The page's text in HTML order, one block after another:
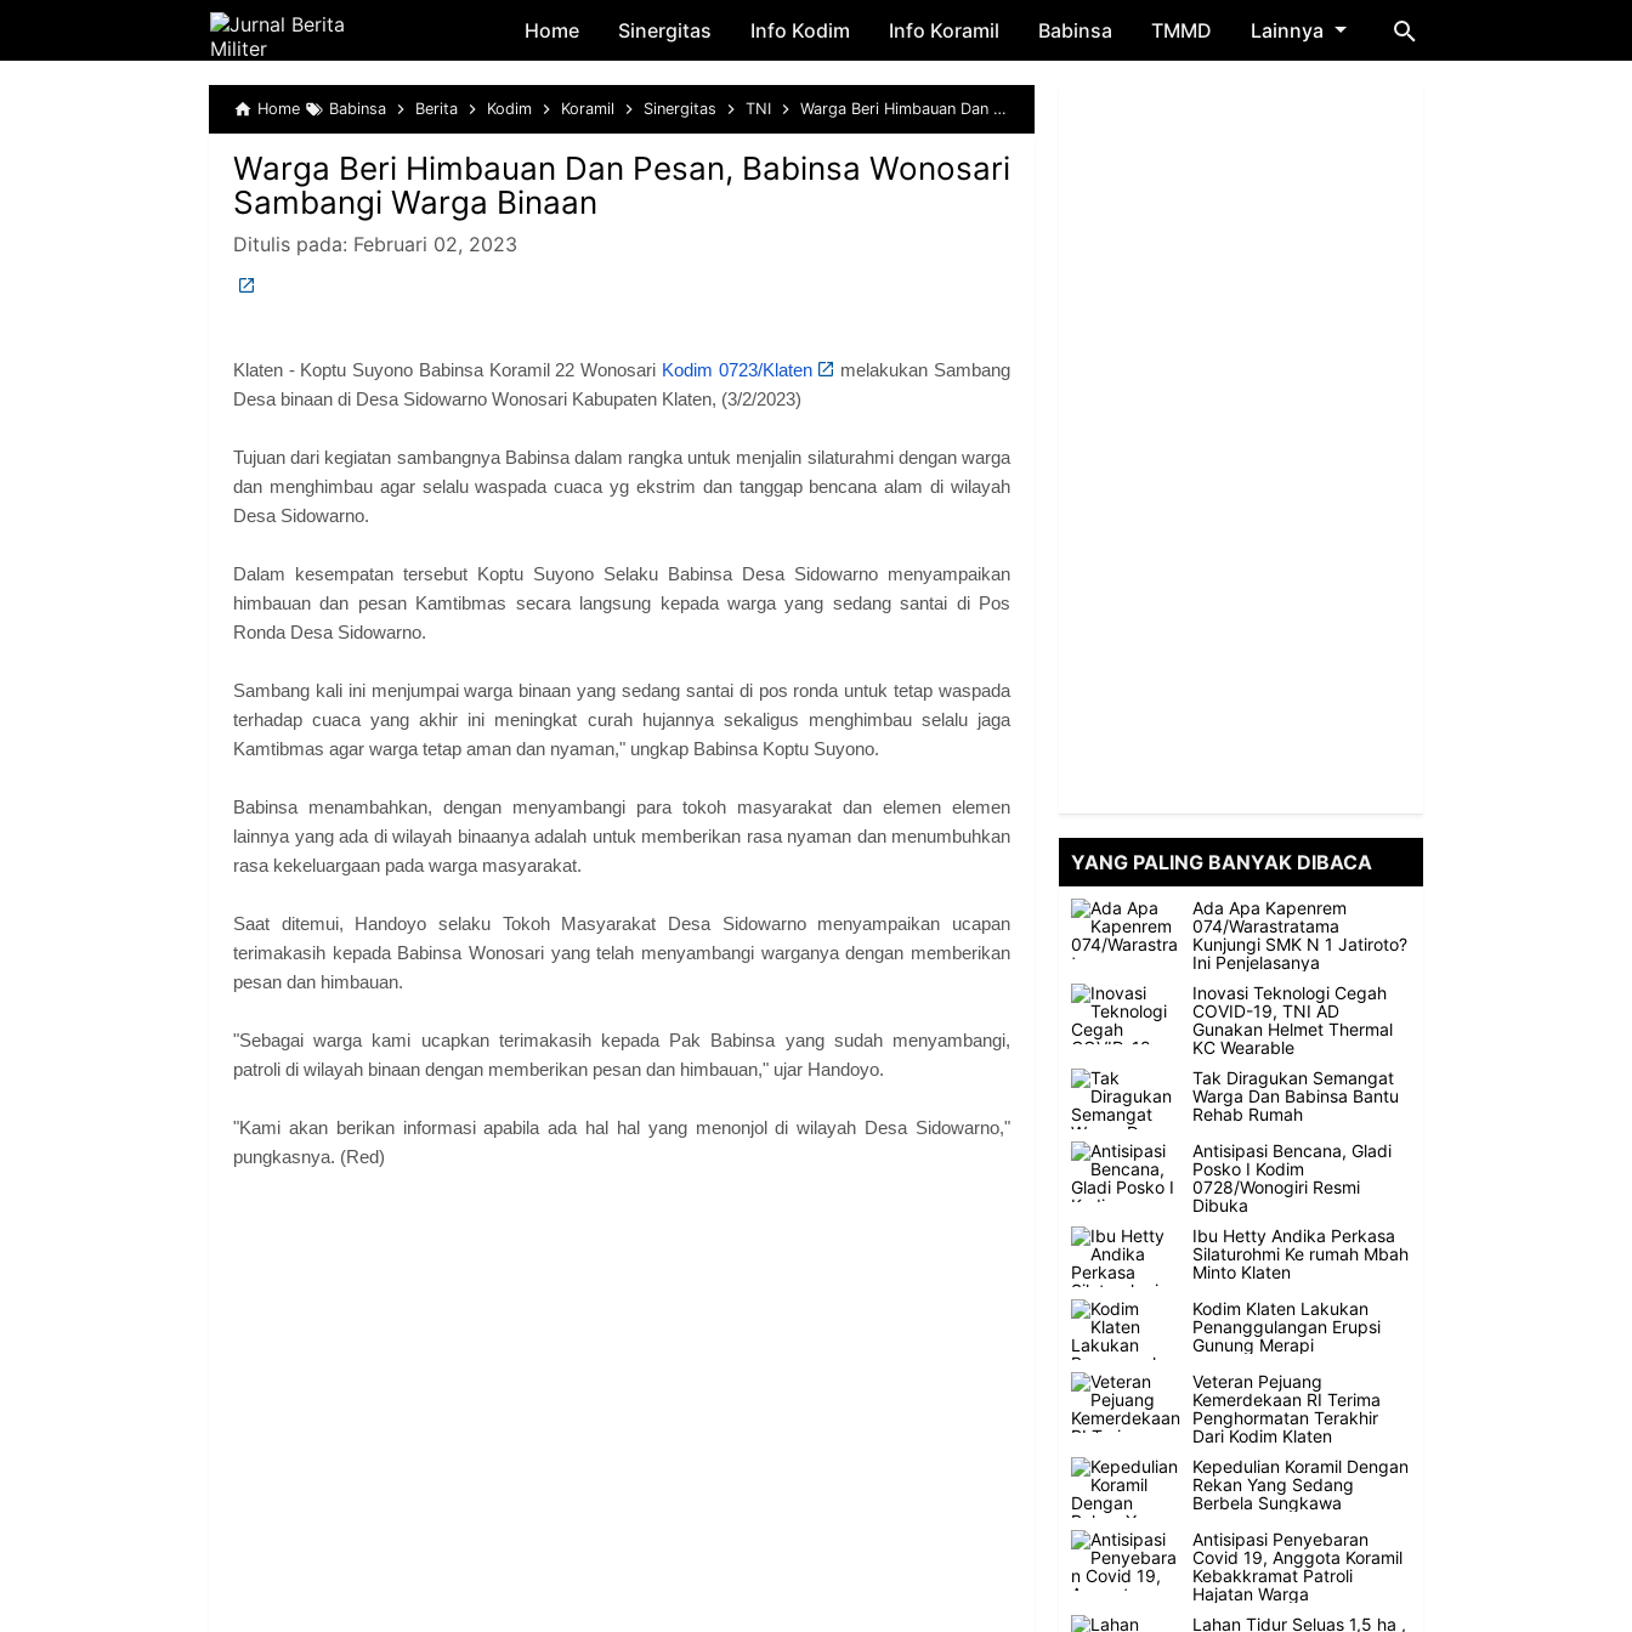
Skip to main content
Home Sinergitas Info Kodim Info Koramil Babinsa TMMD Lainnya
Home Babinsa Berita Kodim Koramil Sinergitas TNI Warga Beri Himbauan Dan Pesan, Babinsa Wonosari Sambangi Warga Binaan
Warga Beri Himbauan Dan Pesan, Babinsa Wonosari
Sambangi Warga Binaan
Ditulis pada: Februari 02, 2023
Klaten - Koptu Suyono Babinsa Koramil 22 Wonosari Kodim 0723/Klaten
melakukan Sambang
Desa binaan di Desa Sidowarno Wonosari Kabupaten Klaten, (3/2/2023)
Tujuan dari kegiatan sambangnya Babinsa dalam rangka untuk menjalin silaturahmi dengan warga
dan menghimbau agar selalu waspada cuaca yg ekstrim dan tanggap bencana alam di wilayah
Desa Sidowarno.
Dalam kesempatan tersebut Koptu Suyono Selaku Babinsa Desa Sidowarno menyampaikan
himbauan dan pesan Kamtibmas secara langsung kepada warga yang sedang santai di Pos
Ronda Desa Sidowarno.
Sambang kali ini menjumpai warga binaan yang sedang santai di pos ronda untuk tetap waspada
terhadap cuaca yang akhir ini meningkat curah hujannya sekaligus menghimbau selalu jaga
Kamtibmas agar warga tetap aman dan nyaman," ungkap Babinsa Koptu Suyono.
Babinsa menambahkan, dengan menyambangi para tokoh masyarakat dan elemen elemen
lainnya yang ada di wilayah binaanya adalah untuk memberikan rasa nyaman dan menumbuhkan
rasa kekeluargaan pada warga masyarakat.
Saat ditemui, Handoyo selaku Tokoh Masyarakat Desa Sidowarno menyampaikan ucapan
terimakasih kepada Babinsa Wonosari yang telah menyambangi warganya dengan memberikan
pesan dan himbauan.
"Sebagai warga kami ucapkan terimakasih kepada Pak Babinsa yang sudah menyambangi,
patroli di wilayah binaan dengan memberikan pesan dan himbauan," ujar Handoyo.
"Kami akan berikan informasi apabila ada hal hal yang menonjol di wilayah Desa Sidowarno,"
pungkasnya. (Red)
YANG PALING BANYAK DIBACA
Ada Apa Kapenrem
074/Warastratama
Kunjungi SMK N 1 Jatiroto?
Ini Penjelasanya
Inovasi Teknologi Cegah
COVID-19, TNI AD
Gunakan Helmet Thermal
KC Wearable
Tak Diragukan Semangat
Warga Dan Babinsa Bantu
Rehab Rumah
Antisipasi Bencana, Gladi
Posko I Kodim
0728/Wonogiri Resmi
Dibuka
Ibu Hetty Andika Perkasa
Silaturohmi Ke rumah Mbah
Minto Klaten
Kodim Klaten Lakukan
Penanggulangan Erupsi
Gunung Merapi
Veteran Pejuang
Kemerdekaan RI Terima
Penghormatan Terakhir
Dari Kodim Klaten
Kepedulian Koramil Dengan
Rekan Yang Sedang
Berbela Sungkawa
Antisipasi Penyebaran
Covid 19, Anggota Koramil
Kebakkramat Patroli
Hajatan Warga
Lahan Tidur Seluas 1,5 ha ,